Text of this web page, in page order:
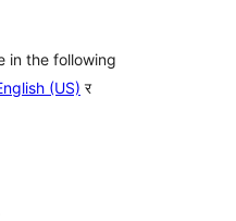
in the following
(US) र